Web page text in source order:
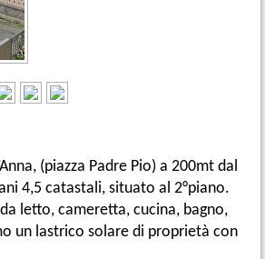
(piazza Padre Pio) a 200mt dal
4,5 catastali, situato al 2°piano.
letto, cameretta, cucina, bagno,
un lastrico solare di proprietà con